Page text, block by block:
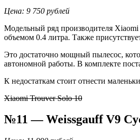
Цена: 9 750 рублей
Модельный ряд производителя
объемом 0.4 литра. Также
Это достаточно мощный пылесос,
автономной работы. В комплекте
К недостаткам стоит отнести
Xiaomi Trouver Solo 10
№11 — Weissgauff V9